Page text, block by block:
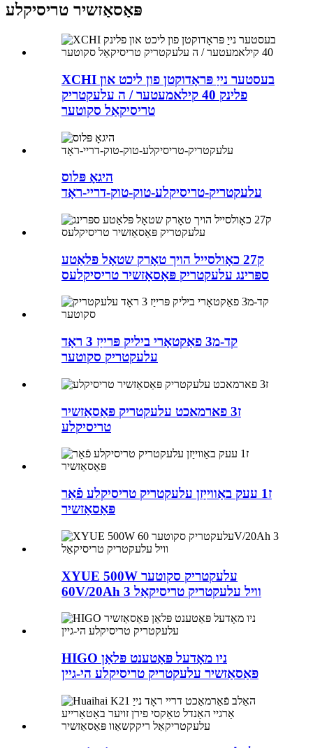
פּאַסאַזשיר טריסיקלע
XCHI בעסטער נייַ פּראָדוקטן פון ליכט און
פלינק 40 קילאמעטער / ה עלעקטריק
טריסיקאַל סקוטער
היגאָ פּלוס
עלעקטריק-טריסיקלע-טוק-טוק-דריי-ראָד
ק27 כאָולסייל הויך טאָרק שטאָל פּלאַטע
ספּרינג עלעקטריק פּאַסאַזשיר טריסיקלעס
קד-מ3 פאַקטאָרי ביליק פּרייַז 3 ראָד
עלעקטריק סקוטער
ז3 פארמאכט עלעקטריק פּאַסאַזשיר
טריסיקלע
ז1 עעק באַווייַזן עלעקטריק טריסיקלע פֿאַר
פּאַסאַזשיר
XYUE 500W עלעקטריק סקוטער
60V/20Ah 3 וויל עלעקטריק טריסיקאַל
HIGO ניו מאָדעל פּאַטענט פּלאַן
פּאַסאַזשיר עלעקטריק טריסיקלע הי-גיין